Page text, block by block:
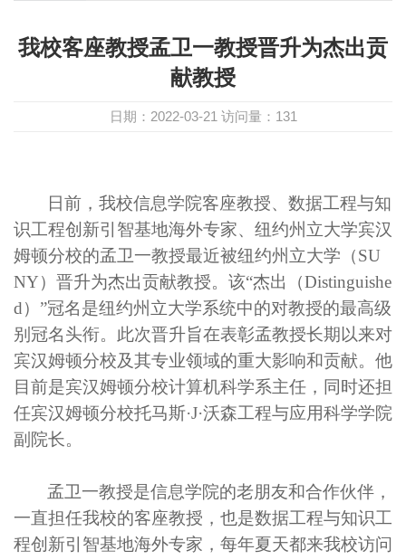
我校客座教授孟卫一教授晋升为杰出贡
献教授
日期：2022-03-21 访问量： 131
日前，我校信息学院客座教授、数据工程与知
识工程创新引智基地海外专家、 纽约州立大学宾汉
姆顿分校的孟卫一教授最近被纽约州立大学（SU
NY） 晋升为杰出贡献教授。 该“杰出（Distinguishe
d）”冠名是纽约州立大学系统中的对教授的最高级
别 冠名头衔。 此次晋升旨在表彰孟教授长期以来对
宾汉姆顿分校及其专业领域的重大影响和贡献。他
目前是宾汉姆顿分校计算机科学系主任 ，同时还担
任宾汉姆顿分校托马斯·J·沃森工程与应用科学学院
副院长。
孟卫一教授是信息学院的老朋友和合作伙伴 ，
一直担任我校的客座教授， 也是数据工程与知识工
程创新引智基地海外专家， 每年夏天都来我校访问